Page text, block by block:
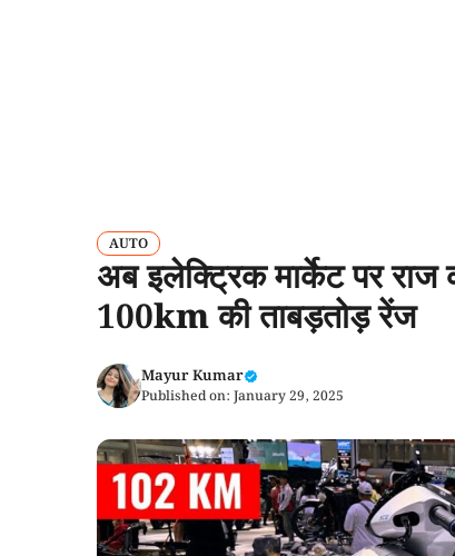
AUTO
अब इलेक्ट्रिक मार्केट पर
100km की ताबड़तोड़ रेंज
Mayur Kumar
Published on: January 29, 2025